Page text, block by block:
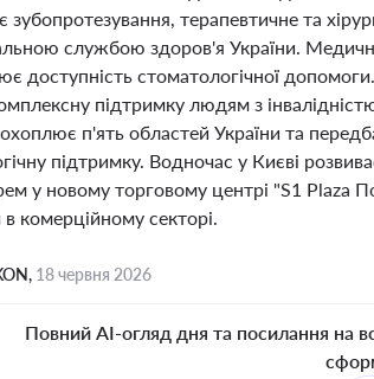
терапевтичне та
службою здоров'я України.
доступність стоматологічної
підтримку людям з
п'ять областей України та
підтримку. Водночас у Києві
у новому торговому центрі "S1 Plaza
в комерційному секторі.
18 червня 2026
Повний AI-огляд дня та посилання на